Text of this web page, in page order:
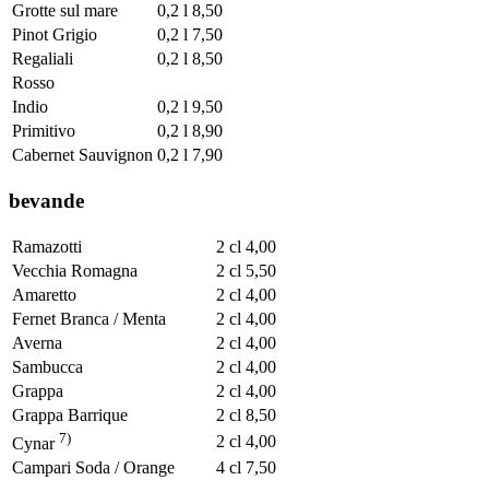
Grotte sul mare
0,2 l 8,50
Pinot Grigio
0,2 l 7,50
Regaliali
0,2 l 8,50
Rosso
Indio
0,2 l 9,50
Primitivo
0,2 l 8,90
Cabernet Sauvignon 0,2 l 7,90
bevande
Ramazotti 2 cl 4,00
Vecchia Romagna
2 cl 5,50
Amaretto
2 cl 4,00
Fernet Branca / Menta
2 cl 4,00
Averna
2 cl 4,00
Sambucca
2 cl 4,00
Grappa
2 cl 4,00
Grappa Barrique
2 cl 8,50
Cynar 7) 2 cl 4,00
Campari Soda / Orange
4 cl 7,50